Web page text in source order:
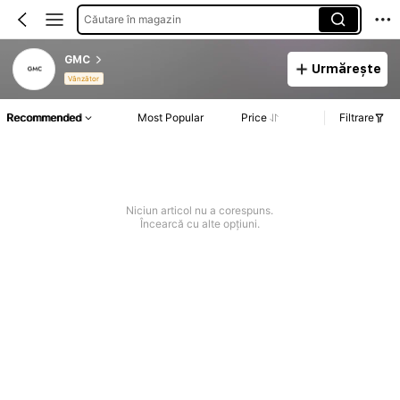
Căutare în magazin
GMC
Vânzător
Urmărește
Recommended Most Popular Price Filtrare
Niciun articol nu a corespuns.
Încearcă cu alte opțiuni.